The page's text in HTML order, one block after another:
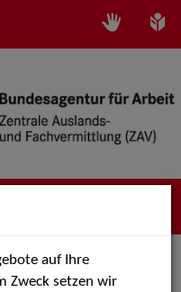
auf Ihre
Zweck setzen wir